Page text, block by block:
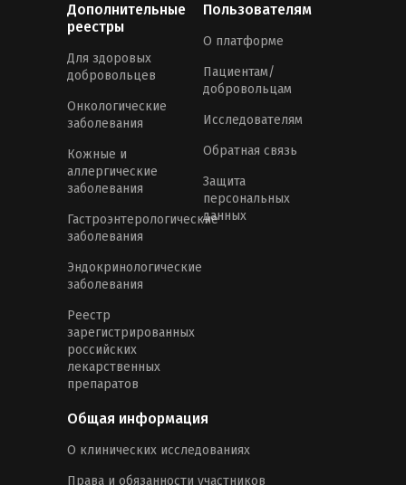
Дополнительные
реестры
Для здоровых
добровольцев
Онкологические
заболевания
Кожные и
аллергические
заболевания
Гастроэнтерологические
заболевания
Эндокринологические
заболевания
Реестр
зарегистрированных
российских
лекарственных
препаратов
Пользователям
О платформе
Пациентам/
добровольцам
Исследователям
Обратная связь
Защита
персональных
данных
Общая информация
О клинических исследованиях
Права и обязанности участников